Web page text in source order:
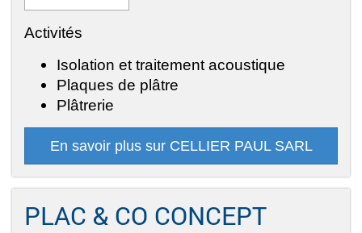
Activités
Isolation et traitement acoustique
Plaques de plâtre
Plâtrerie
En savoir plus sur CELLIER PAUL SARL
PLAC & CO CONCEPT